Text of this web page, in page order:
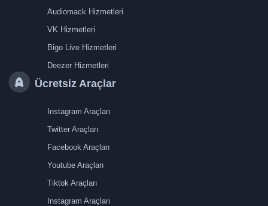
Audiomack Hizmetleri
VK Hizmetleri
Bigo Live Hizmetleri
Deezer Hizmetleri
Ücretsiz Araçlar
Instagram Araçları
Twitter Araçları
Facebook Araçları
Youtube Araçları
Tiktok Araçları
Instagram Araçları